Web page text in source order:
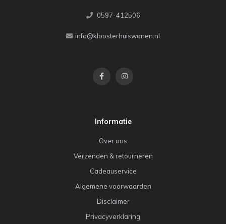
0597-412506
info@kloosterhuiswonen.nl
Informatie
Over ons
Verzenden & retourneren
Cadeauservice
Algemene voorwaarden
Disclaimer
Privacyverklaring